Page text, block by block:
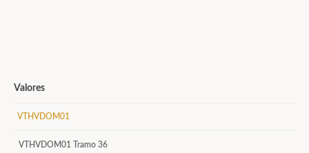
Valores
VTHVDOM01
VTHVDOM01 Tramo 36